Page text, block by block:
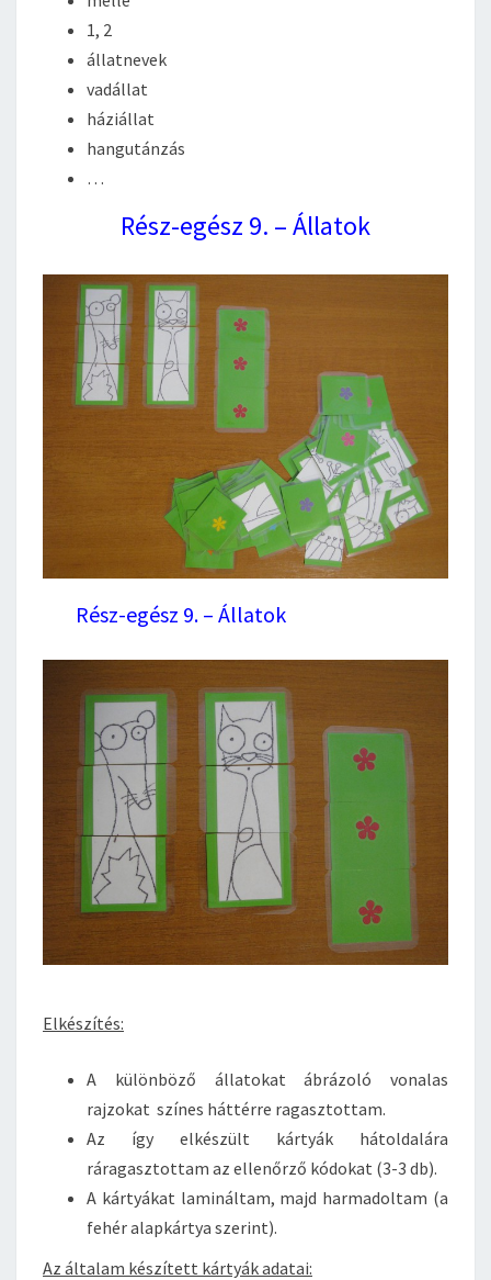
1, 2
állatnevek
vadállat
háziállat
hangutánzás
…
Rész-egész 9. – Állatok
Rész-egész 9. – Állatok
Elkészítés:
A különböző állatokat ábrázoló vonalas
rajzokat színes háttérre ragasztottam.
Az így elkészült kártyák hátoldalára
ráragasztottam az ellenőrző kódokat (3-3 db).
A kártyákat lamináltam, majd harmadoltam (a
fehér alapkártya szerint).
Az általam készített kártyák adatai: